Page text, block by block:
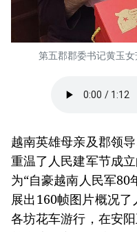
第五郡郡委书记黄玉女
越南英雄母亲及郡领
重温了人民建军节成
为“自豪越南人民军80
展出160帧图片概况了
各坊花车游行，在安